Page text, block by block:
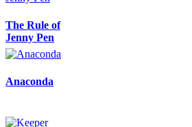
The Rule of
Jenny Pen
Anaconda